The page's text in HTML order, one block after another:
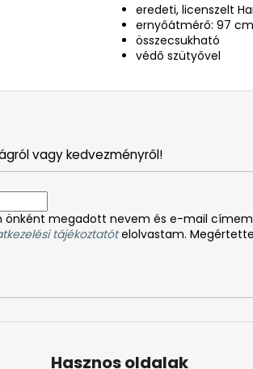
eredeti, licenszelt
ernyőátmérő: 97 cm
összecsukható
védő szütyővel
vagy kedvezményről!
önként megadott nevem és e-mail
tájékoztatót elolvastam.
Hasznos oldalak